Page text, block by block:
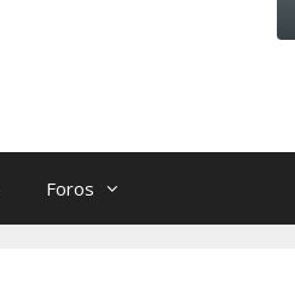
Foros